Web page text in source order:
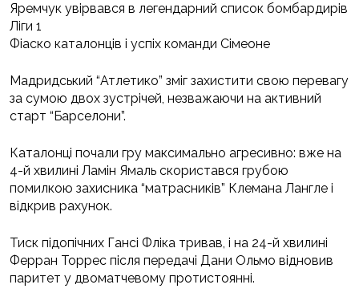
Яремчук увірвався в легендарний список бомбардирів
Ліги 1
Фіаско каталонців і успіх команди Сімеоне
Мадридський “Атлетико” зміг захистити свою перевагу
за сумою двох зустрічей, незважаючи на активний
старт “Барселони”.
Каталонці почали гру максимально агресивно: вже на
4-й хвилині Ламін Ямаль скористався грубою
помилкою захисника “матрасників” Клемана Лангле і
відкрив рахунок.
Тиск підопічних Гансі Фліка тривав, і на 24-й хвилині
Ферран Торрес після передачі Дани Ольмо відновив
паритет у двоматчевому протистоянні.